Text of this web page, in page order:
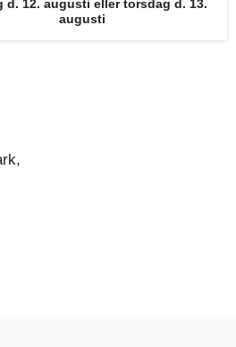
d. 12. augusti eller torsdag d. 13.
augusti